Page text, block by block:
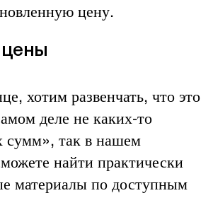
цену.
хотим развенчать, что это
деле не каких-то
сумм», так в нашем
найти практически
материалы по доступным